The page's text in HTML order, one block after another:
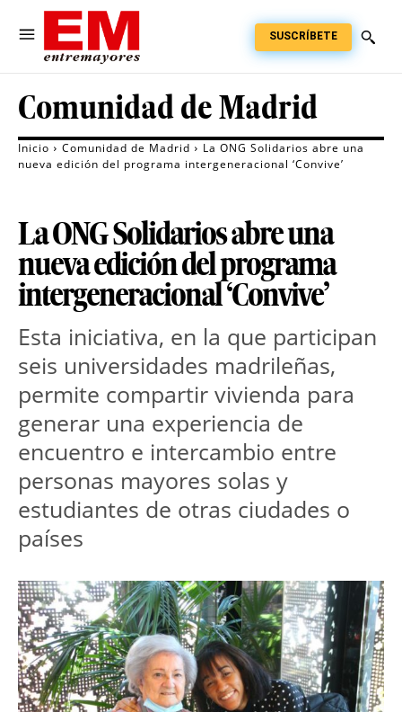
SUSCRÍBETE
Comunidad de Madrid
Inicio Comunidad de Madrid
La ONG Solidarios abre una
nueva edición del programa intergeneracional ‘Convive’
La ONG Solidarios abre una
nueva edición del programa
intergeneracional ‘Convive’
Esta iniciativa, en la que participan
seis universidades madrileñas,
permite compartir vivienda para
generar una experiencia de
encuentro e intercambio entre
personas mayores solas y
estudiantes de otras ciudades o
países